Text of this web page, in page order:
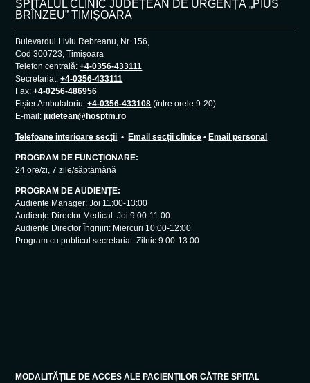
SPITALUL CLINIC JUDEȚEAN DE URGENȚĂ „PIUS
BRÎNZEU” TIMIȘOARA
Bulevardul Liviu Rebreanu, Nr. 156,
Cod 300723, Timișoara
Telefon centrală:+4-0356-433111
Secretariat:+4-0356-433111
Fax:+4-0256-486956
Fișier Ambulatoriu:+4-0356-433108 (între orele 9-20)
E-mail:judetean@hosptm.ro
Telefoane interioare secții •Email secții clinice •Email personal
PROGRAM DE FUNCȚIONARE:
24 ore/zi, 7 zile/săptămână
PROGRAM DE AUDIENȚE:
Audiențe Manager: Joi 11:00-13:00
Audiențe Director Medical: Joi 9:00-11:00
Audiențe Director Îngrijiri: Miercuri 10:00-12:00
Program cu publicul secretariat: Zilnic 9:00-13:00
MODALITĂȚILE DE ACCES ALE PACIENȚILOR CĂTRE SPITAL